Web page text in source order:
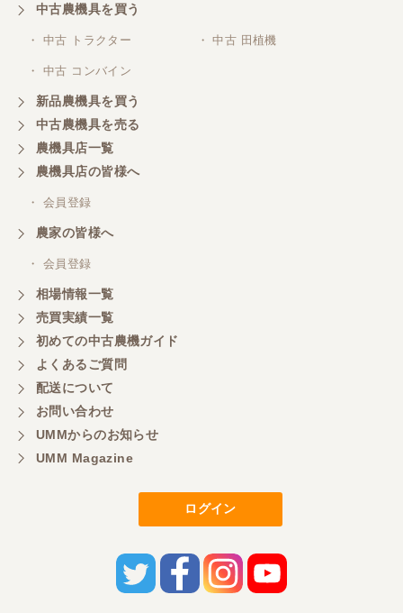
中古農機具を買う
・ 中古 トラクター ・ 中古 田植機
・ 中古 コンバイン
新品農機具を買う
中古農機具を売る
農機具店一覧
農機具店の皆様へ
・ 会員登録
農家の皆様へ
・ 会員登録
相場情報一覧
売買実績一覧
初めての中古農機ガイド
よくあるご質問
配送について
お問い合わせ
UMMからのお知らせ
UMM Magazine
ログイン